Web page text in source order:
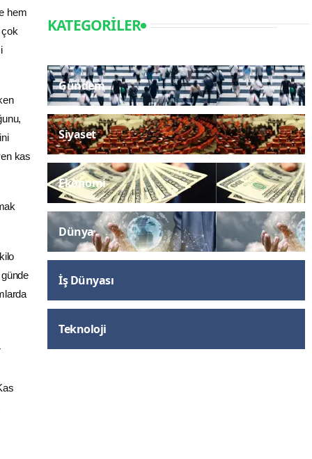
hem
çok
kas
KATEGORILER
Gündem
Siyaset
Ekonomi
Dünya
İş Dünyası
Teknoloji